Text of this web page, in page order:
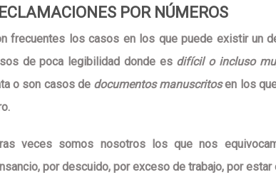
POR NÚMEROS
frecuentes los casos en los que puede existir un
depoca legibilidad donde es difícil o incluso
o son casos de documentos manuscritosen los
veces somos nosotros los que nos
por descuido, por exceso de trabajo, por